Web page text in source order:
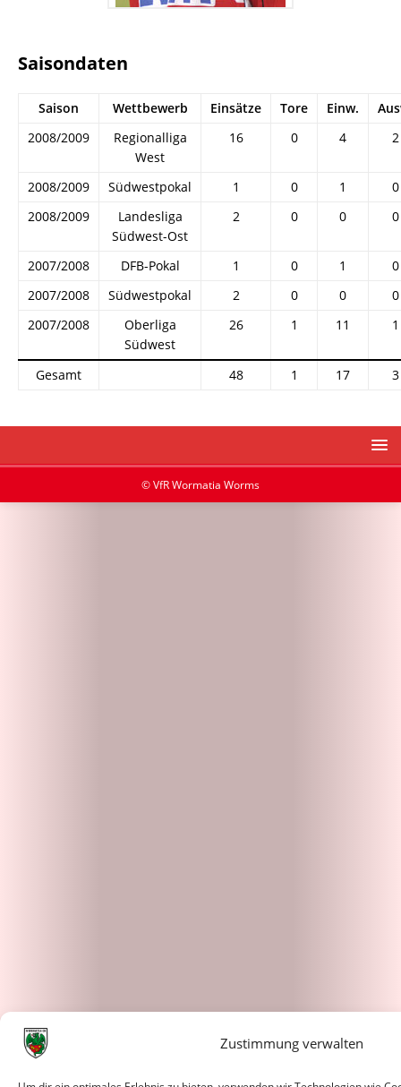
Zustimmung verwalten
Saisondaten
Saison Wettbewerb Einsätze Tore Einw.
2008/2009
Regionalliga
West
16 0 4 2
2008/2009 Südwestpokal 1 0 1
0
2008/2009
Landesliga
Südwest-Ost
2 0 0 0
2007/2008 DFB-Pokal 1 0 1
0
2007/2008
Südwestpokal 2 0 0
0
2007/2008
Oberliga
Südwest
26 1 11 1
Gesamt 48 1 17 3
© VfR Wormatia Worms